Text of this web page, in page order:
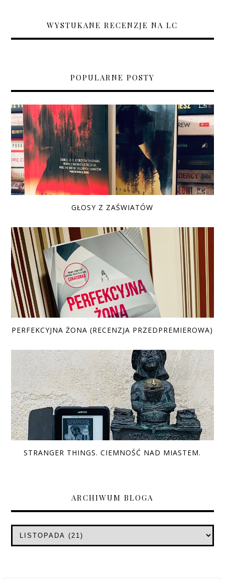
WYSTUKANE RECENZJE NA LC
POPULARNE POSTY
GŁOSY Z ZAŚWIATÓW
PERFEKCYJNA ŻONA (RECENZJA PRZEDPREMIEROWA)
STRANGER THINGS. CIEMNOŚĆ NAD MIASTEM.
ARCHIWUM BLOGA